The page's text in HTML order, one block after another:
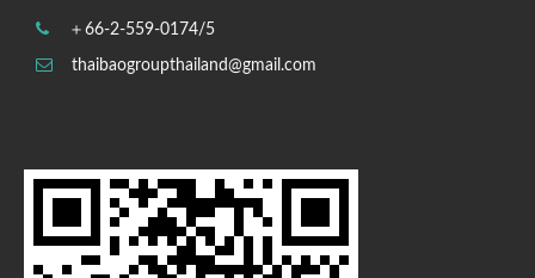
＋66-2-559-0174/5
thaibaogroupthailand@gmail.com